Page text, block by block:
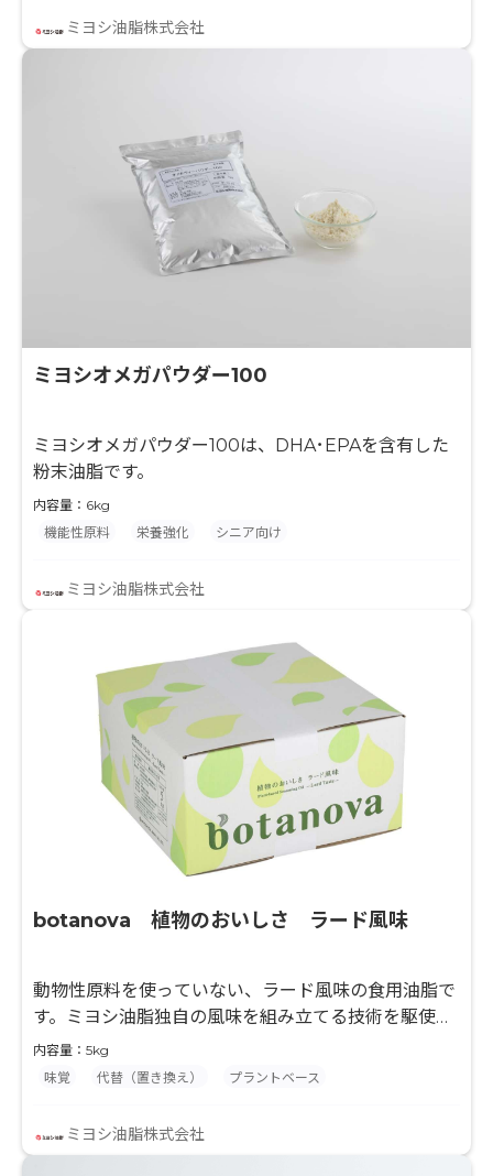
ミヨシ油脂株式会社
ミヨシオメガパウダー100
ミヨシオメガパウダー100は、DHA･EPAを含有した
粉末油脂です。
内容量：6kg
機能性原料
栄養強化 シニア向け
ミヨシ油脂株式会社
botanova 植物のおいしさ ラード風味
動物性原料を使っていない、ラード風味の食用油脂で
す。ミヨシ油脂独自の風味を組み立てる技術を駆使し
て、植物性原料のみで動物性油脂に近いコクやうまみ
を創りあげました。
内容量：5kg
味覚
代替（置き換え） プラントベース
ミヨシ油脂株式会社